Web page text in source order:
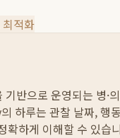
최적화
반으로 운영되는 병
하루는 관찰 날짜, 행
확하게 이해할 수 있습